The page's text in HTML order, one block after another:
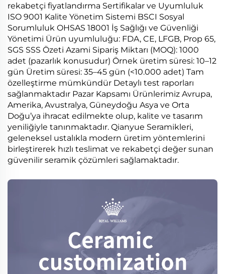
rekabetçi fiyatlandırma Sertifikalar ve Uyumluluk
ISO 9001 Kalite Yönetim Sistemi BSCI Sosyal
Sorumluluk OHSAS 18001 İş Sağlığı ve Güvenliği
Yönetimi Ürün uyumluluğu: FDA, CE, LFGB, Prop 65,
SGS SSS Özeti Azami Sipariş Miktarı (MOQ): 1000
adet (pazarlık konusudur) Örnek üretim süresi: 10–12
gün Üretim süresi: 35–45 gün (<10.000 adet) Tam
özelleştirme mümkündür Detaylı test raporları
sağlanmaktadır Pazar Kapsamı Ürünlerimiz Avrupa,
Amerika, Avustralya, Güneydoğu Asya ve Orta
Doğu’ya ihracat edilmekte olup, kalite ve tasarım
yeniliğiyle tanınmaktadır. Qianyue Seramikleri,
geleneksel ustalıkla modern üretim yöntemlerini
birleştirerek hızlı teslimat ve rekabetçi değer sunan
güvenilir seramik çözümleri sağlamaktadır.